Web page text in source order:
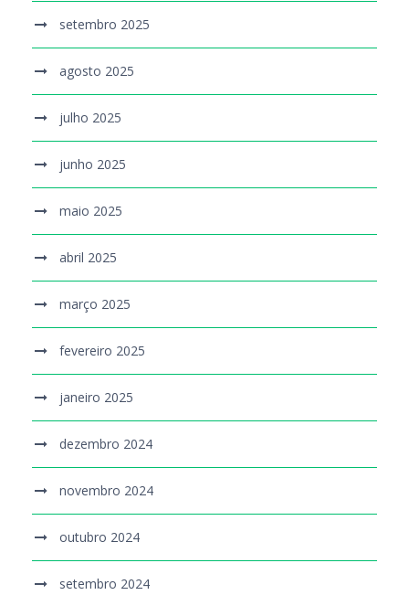
setembro 2025
agosto 2025
julho 2025
junho 2025
maio 2025
abril 2025
março 2025
fevereiro 2025
janeiro 2025
dezembro 2024
novembro 2024
outubro 2024
setembro 2024